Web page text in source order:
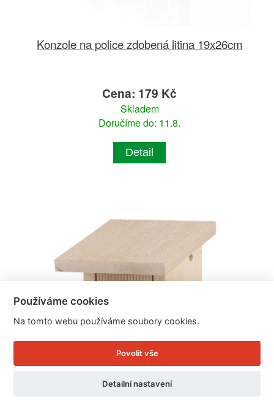
Konzole na police zdobená litina 19x26cm
Cena: 179 Kč
Skladem
Doručíme do: 11.8.
Detail
Používáme cookies
Na tomto webu používáme soubory cookies.
Povolit vše
Detailní nastavení